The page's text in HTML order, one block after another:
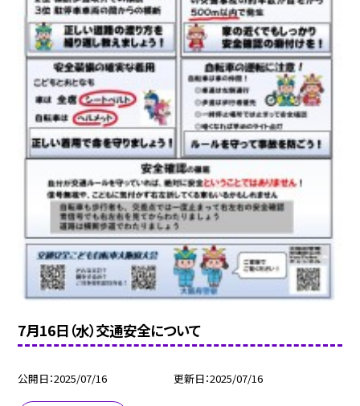
7月16日（水）交通安全について
公開日 2025/07/16 更新日 2025/07/16